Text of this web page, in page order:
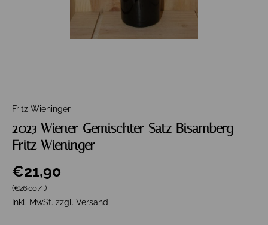
Fritz Wieninger
2023 Wiener Gemischter Satz Bisamberg
Fritz Wieninger
€21,90
Grundpreis
(€26,00/l)
Inkl. MwSt. zzgl. Versand